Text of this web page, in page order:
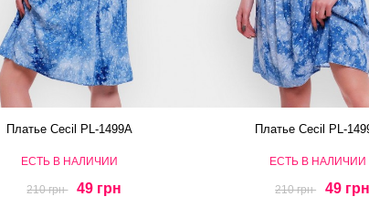
Платье Cecil PL-1499A
ЕСТЬ В НАЛИЧИИ
210 грн 49 грн
Платье Cecil PL-
ЕСТЬ В НАЛИЧИИ
210 грн 49 грн